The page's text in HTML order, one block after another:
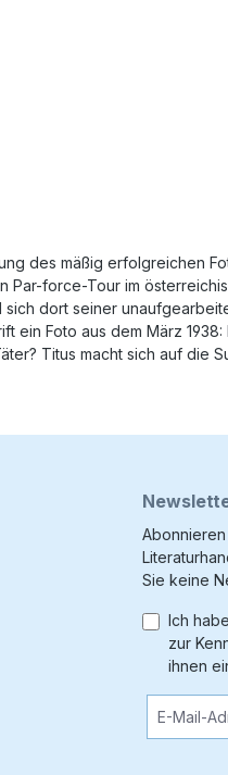
des mäßig erfolgreichen
force-Tour im
dort seiner
Foto aus dem März
Titus macht sich auf die
Sie keine
Ich
zur
ihnen